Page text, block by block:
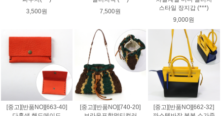
3,500원
7,500원
스타일 장지갑 (***)
9,000원
[중고][반품NO][663-40]
[중고][반품NO][740-20]
[중고][반품NO][662-32]